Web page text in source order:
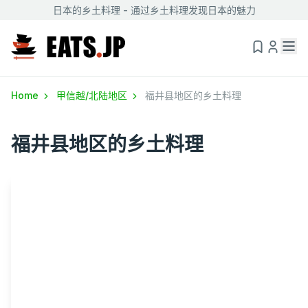
日本的乡土料理 - 通过乡土料理发现日本的魅力
Home 甲信越/北陆地区 福井县地区的乡土料理
福井县地区的乡土料理